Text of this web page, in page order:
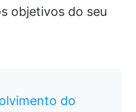
objetivos do seu
do